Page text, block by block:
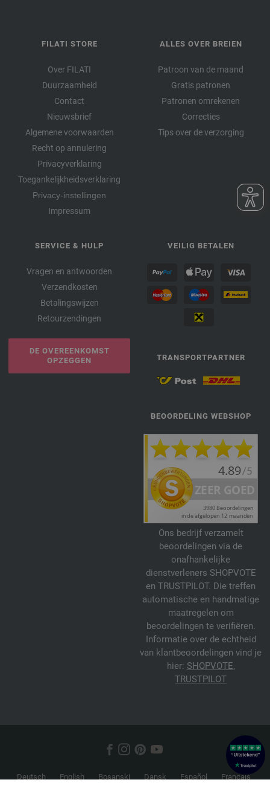
FILATI STORE
Over FILATI
Duurzaamheid
Contact
Nieuwsbrief
Algemene voorwaarden
Recht op annulering
Privacyverklaring
Toegankelijkheidsverklaring
Privacy-instellingen
Impressum
ALLES OVER BREIEN
Patroon van de maand
Gratis patronen
Patronen omrekenen
Correcties
Tips over de verzorging
SERVICE & HULP
Vragen en antwoorden
Verzendkosten
Betalingswijzen
Retourzendingen
DE OVEREENKOMST
OPZEGGEN
VEILIG BETALEN
TRANSPORTPARTNER
BEOORDELING WEBSHOP
Ons bedrijf verzamelt
beoordelingen via de
onafhankelijke
dienstverleners SHOPVOTE
en TRUSTPILOT. Die treffen
automatische en handmatige
maatregelen om
beoordelingen te verifiëren.
Informatie over de echtheid
van klantbeoordelingen vind je
hier: SHOPVOTE,
TRUSTPILOT
Deutsch English Bosanski Dansk Español
Français